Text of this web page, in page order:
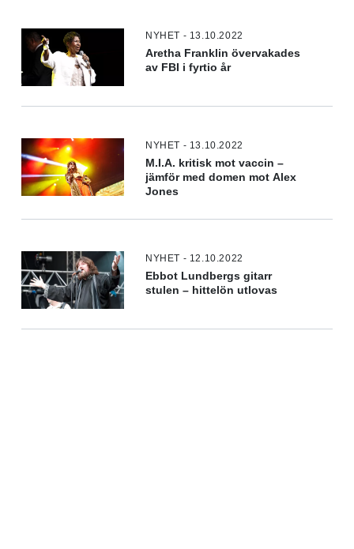
NYHET - 13.10.2022
Aretha Franklin övervakades
av FBI i fyrtio år
NYHET - 13.10.2022
M.I.A. kritisk mot vaccin –
jämför med domen mot Alex
Jones
NYHET - 12.10.2022
Ebbot Lundbergs gitarr
stulen – hittelön utlovas